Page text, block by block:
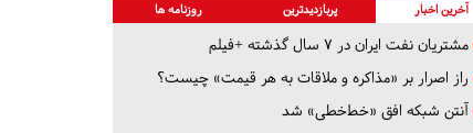
آخرین اخبار پربازدیدترین روزنامه ها
مشتریان نفت ایران در ۷ سال گذشته +فیلم
راز اصرار بر «مذاکره و ملاقات به هر قیمت» چیست؟
آنتن شبکه افق «خط‌خطی» شد